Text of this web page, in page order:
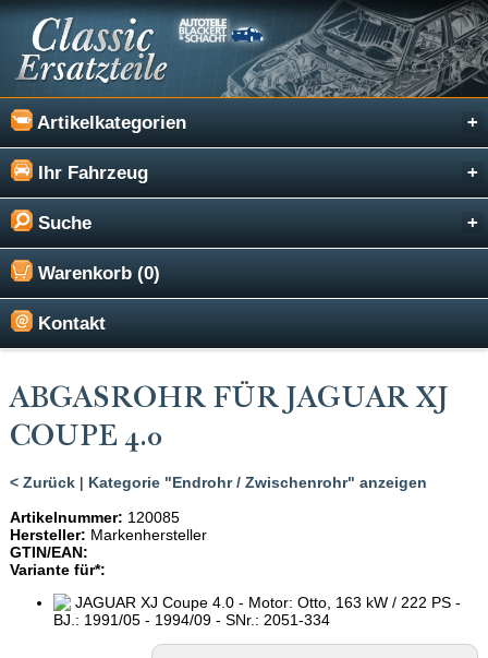
Artikelkategorien
Ihr Fahrzeug
Suche
Warenkorb (0)
Kontakt
ABGASROHR FÜR JAGUAR XJ
COUPE 4.0
< Zurück| Kategorie "Endrohr / Zwischenrohr" anzeigen
Artikelnummer: 120085
Hersteller: Markenhersteller
GTIN/EAN:
Variante für*:
JAGUAR XJ Coupe 4.0 - Motor: Otto, 163 kW / 222 PS -
BJ.: 1991/05 - 1994/09 - SNr.: 2051-334